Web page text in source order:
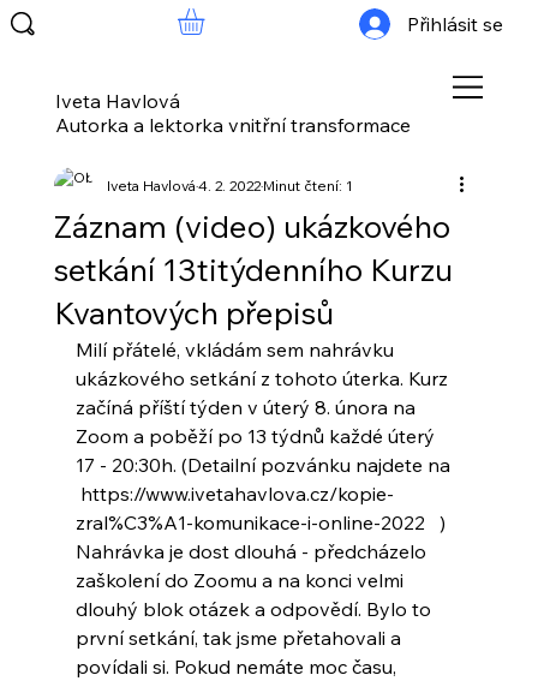
Iveta Havlová
Autorka a lektorka vnitřní transformace
Přihlásit se
Záznam (video) ukázkového
setkání 13titýdenního Kurzu
Kvantových přepisů
Iveta Havlová4. 2. 2022Minut čtení: 1
Milí přátelé, vkládám sem nahrávku
ukázkového setkání z tohoto úterka. Kurz
začíná příští týden v úterý 8. února na
Zoom a poběží po 13 týdnů každé úterý
17 - 20:30h. (Detailní pozvánku najdete na
zral%C3%A1-komunikace-i-online-2022   )
Nahrávka je dost dlouhá - předcházelo
zaškolení do Zoomu a na konci velmi
dlouhý blok otázek a odpovědí. Bylo to
první setkání, tak jsme přetahovali a
povídali si. Pokud nemáte moc času,